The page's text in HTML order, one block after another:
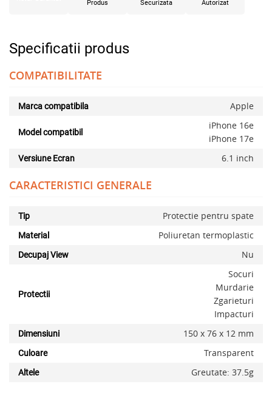
Produs
Securizata
Autorizat
Specificatii produs
COMPATIBILITATE
Marca compatibila Apple
Model compatibil
iPhone 16e
iPhone 17e
Versiune Ecran 6.1 inch
CARACTERISTICI GENERALE
Tip Protectie pentru spate
Material Poliuretan termoplastic
Decupaj View Nu
Protectii
Socuri
Murdarie
Zgarieturi
Impacturi
Dimensiuni 150 x 76 x 12 mm
Culoare Transparent
Altele Greutate: 37.5g
x